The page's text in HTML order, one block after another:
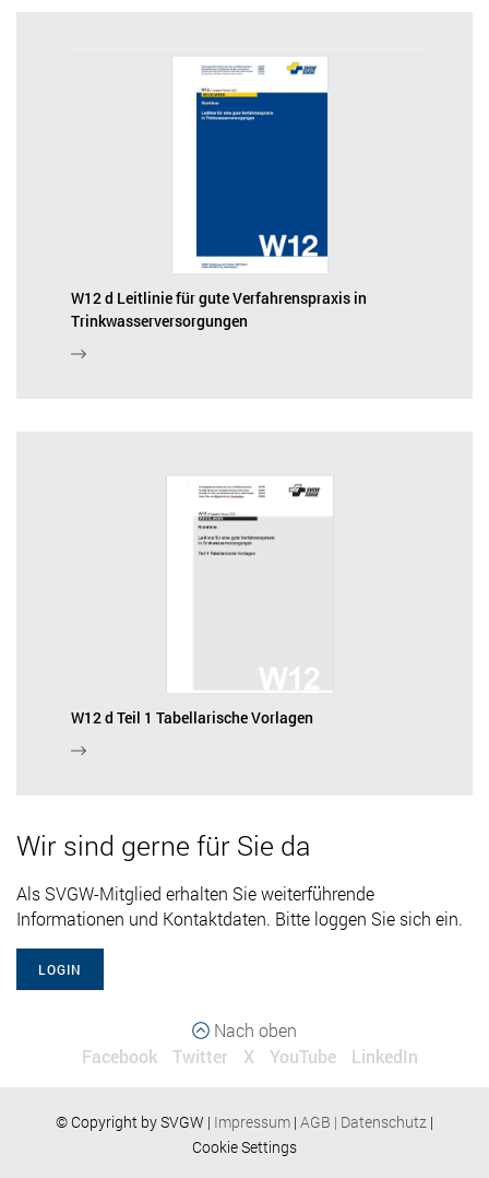
W12 d Leitlinie für gute Verfahrenspraxis in
Trinkwasserversorgungen
W12 d Teil 1 Tabellarische Vorlagen
Wir sind gerne für Sie da
Als SVGW-Mitglied erhalten Sie weiterführende
Informationen und Kontaktdaten. Bitte loggen Sie sich ein.
LOGIN
Nach oben
Facebook
Twitter X YouTube LinkedIn
© Copyright by SVGW | Impressum | AGB | Datenschutz |
Cookie Settings